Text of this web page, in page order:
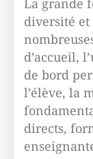
La grande
diversité et
d’accueil,
de bord
l’élève, la
directs,